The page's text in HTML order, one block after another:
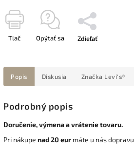
Tlač Opýtať sa Zdieľať
Popis Diskusia Značka Levi's®
Podrobný popis
Doručenie, výmena a vrátenie tovaru.
Pri nákupe nad 20 eur máte u nás dopravu